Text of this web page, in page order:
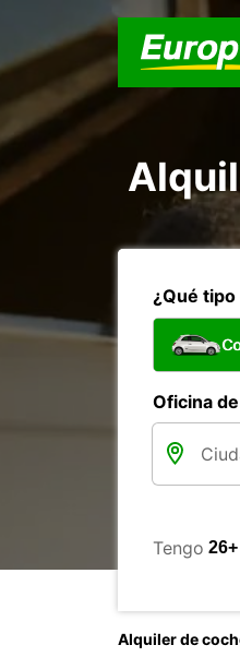
¿Qué
Oficina
Tengo
Alquiler de